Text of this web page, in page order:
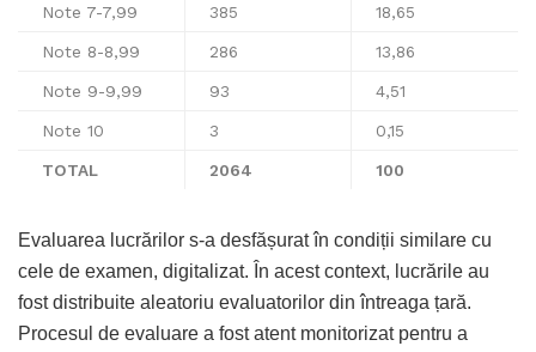
Note 7-7,99 385 18,65
Note 8-8,99 286 13,86
Note 9-9,99 93 4,51
Note 10 3 0,15
TOTAL 2064 100
Evaluarea lucrărilor s-a desfășurat în condiții similare cu
cele de examen, digitalizat. În acest context, lucrările au
fost distribuite aleatoriu evaluatorilor din întreaga țară.
Procesul de evaluare a fost atent monitorizat pentru a